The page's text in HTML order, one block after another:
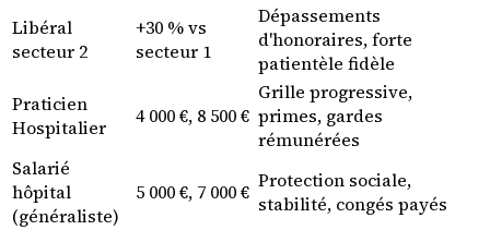
Libéral
secteur 2
+30 % vs
secteur 1
Dépassements
d'honoraires, forte
patientèle fidèle
Praticien
Hospitalier
4 000 €, 8 500 €
Grille progressive,
primes, gardes
rémunérées
Salarié
hôpital
(généraliste)
5 000 €, 7 000 € Protection sociale,
stabilité, congés payés